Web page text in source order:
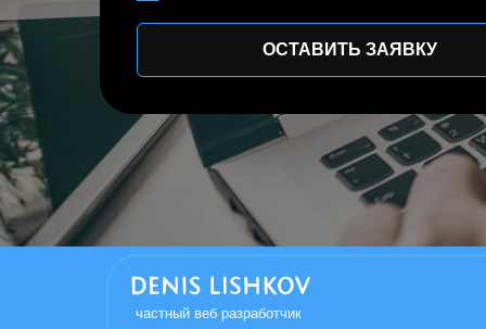
ОСТАВИТЬ ЗАЯВКУ
частный веб разработчик